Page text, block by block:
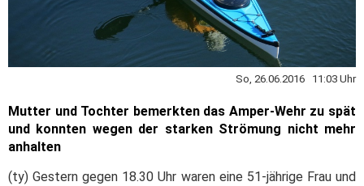
So, 26.06.2016 11:03 Uhr
Mutter und Tochter bemerkten das Amper-Wehr zu spät
und konnten wegen der starken Strömung nicht mehr
anhalten
(ty) Gestern gegen 18.30 Uhr waren eine 51-jährige Frau und